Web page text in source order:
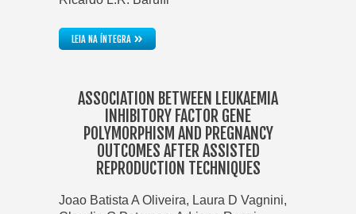
LEIA NA ÍNTEGRA»
ASSOCIATION BETWEEN LEUKAEMIA
INHIBITORY FACTOR GENE
POLYMORPHISM AND PREGNANCY
OUTCOMES AFTER ASSISTED
REPRODUCTION TECHNIQUES
Joao Batista A Oliveira, Laura D Vagnini,